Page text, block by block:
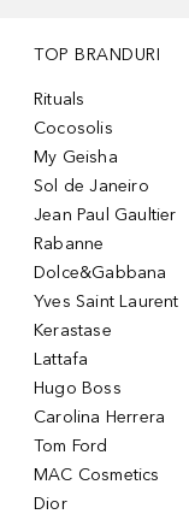
TOP BRANDURI
Rituals
Cocosolis
My Geisha
Sol de Janeiro
Jean Paul Gaultier
Rabanne
Dolce&Gabbana
Yves Saint Laurent
Kerastase
Lattafa
Hugo Boss
Carolina Herrera
Tom Ford
MAC Cosmetics
Dior